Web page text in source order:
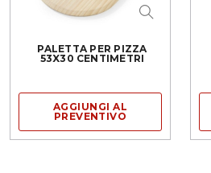
PALETTA PER PIZZA
53X30 CENTIMETRI
AGGIUNGI AL
PREVENTIVO